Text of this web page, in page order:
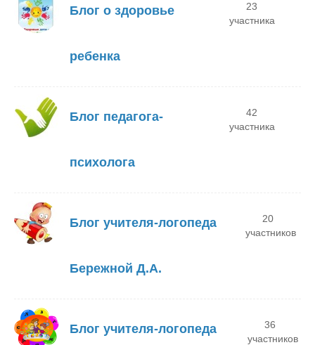
Блог о здоровье
ребенка
23
участника
Блог педагога-
психолога
42
участника
Блог учителя-логопеда
Бережной Д.А.
20
участников
Блог учителя-логопеда
36
участников